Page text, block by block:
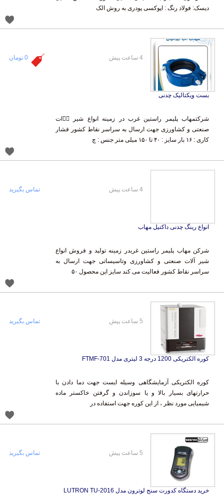
دیسک: فولاد رنگ : اپوکسی پودری به روش الک
بست ویکتالیک چدنی
شرکتمهاب پلیمر راستین غرب در زمینه انواع شیر آٖات
صنعتی و کشاورزی جهت ارسال به سراسر نقاط کشور فشار
کاری : ۱۶ بار سایز : ۴۰ تا ۱۵۰ میلی متر جنس : چ
4 ساعت پیش 0 تومان
انواع رینگ چدنی داکتیل مهاب
شرکن مهاب پلیمر راستین غربدر زمینه تولید و فروش انواع
شیر آلات صنعتی و کشاورزی وتاسیساتی جهت ارسال به
سراسر نقاط کشور فعالیت می کند سایز این محصول ۵۰
4 ساعت پیش تماس بگیرید
کوره الکتریکی 1200 درجه 3 لیتری مدل FTMF-701
کوره الکتریکی آزمایشگاهی وسیله ایست جهت دما دادن با
حرارتهای بسیار بالا و یا سوزاندن و گرفتن خاکستر ماده
شیمیایی مورد نظر ، از این کوره جهت استفاده در
5 ساعت پیش تماس بگیرید
خرید دستگاه کدورت سنج لوترون مدل LUTRON TU-2016
5 ساعت پیش تماس بگیرید